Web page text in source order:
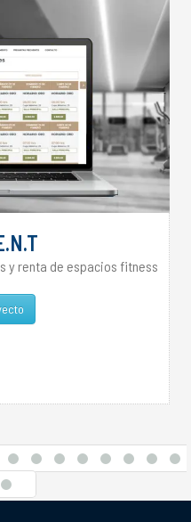
y renta de espacios fitness